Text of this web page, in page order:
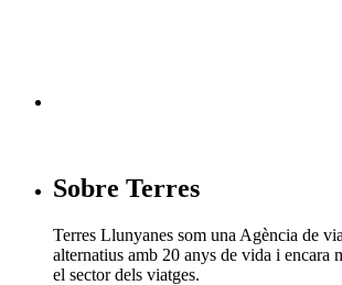
Sobre Terres
Terres Llunyanes som una Agència de
alternatius amb 20 anys de vida i encara
el sector dels viatges.